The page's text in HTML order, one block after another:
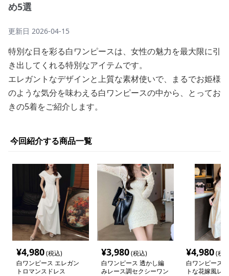
め5選
更新日 2026-04-15
特別な日を彩る白ワンピースは、女性の魅力を最大限に引
き出してくれる特別なアイテムです。
エレガントなデザインと上質な素材使いで、まるでお姫様
のような気分を味わえる白ワンピースの中から、とってお
きの5着をご紹介します。
今回紹介する商品一覧
¥4,980(税込)
白ワンピース エレガン
トロマンスドレス
¥3,980(税込)
白ワンピース 透かし編
みレース調セクシーワン
¥4,980(税
白ワンピース
トな花嫁風レ